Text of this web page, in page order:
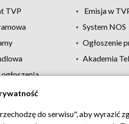
TVP Emisja w
System NOS
Ogłoszenie
Akademia
Regulamin TVP
do serwisu", aby wyrazić